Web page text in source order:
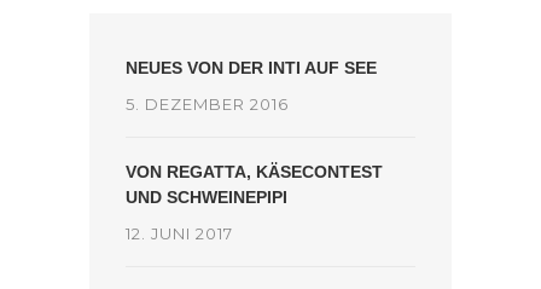
NEUES VON DER INTI AUF SEE
5. DEZEMBER 2016
VON REGATTA, KÄSECONTEST
UND SCHWEINEPIPI
12. JUNI 2017